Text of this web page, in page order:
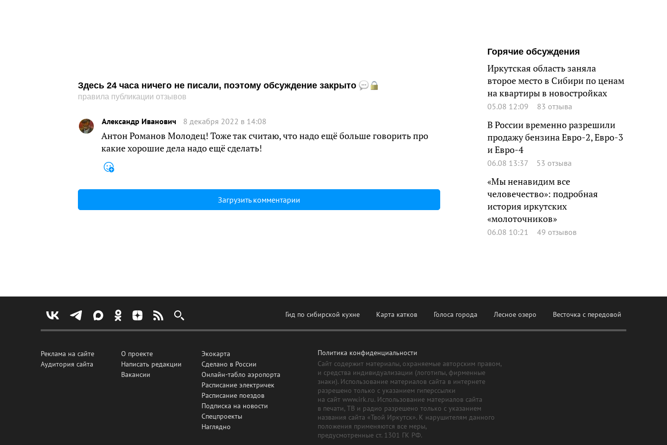
Здесь 24 часа ничего не писали, поэтому обсуждение закрыто
правила публикации отзывов
Александр Иванович 8 декабря 2022 в 14:08
Антон Романов Молодец! Тоже так считаю, что надо ещё больше говорить про
какие хорошие дела надо ещё сделать!
Загрузить комментарии
Горячие обсуждения
Иркутская область заняла
второе место в Сибири по ценам
на квартиры в новостройках
05.08 12:09 83 отзыва
В России временно разрешили
продажу бензина Евро-2, Евро-3
и Евро-4
06.08 13:37 53 отзыва
«Мы ненавидим все
человечество»: подробная
история иркутских
«молоточников»
06.08 10:21 49 отзывов
Гид по сибирской кухне Карта катков Голоса города Лесное озеро Весточка с передовой
Реклама на сайте
Аудитория сайта
О проекте
Написать редакции
Вакансии
Экокарта
Сделано в России
Онлайн-табло аэропорта
Расписание электричек
Расписание поездов
Подписка на новости
Спецпроекты
Наглядно
Политика конфиденциальности
Сайт содержит материалы, охраняемые авторским правом,
и средства индивидуализации (логотипы, фирменные
знаки). Использование материалов сайта в интернете
разрешено только с указанием гиперссылки
на сайт www.irk.ru. Использование материалов сайта
в печати, ТВ и радио разрешено только с указанием
названия сайта «Твой Иркутск». К нарушителям данного
положения применяются все меры,
предусмотренные ст. 1301 ГК РФ.